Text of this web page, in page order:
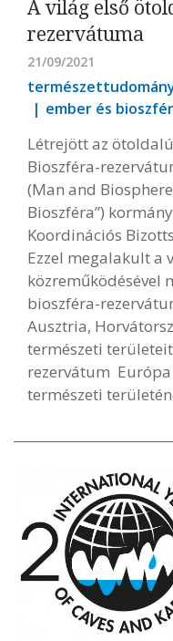
A világ első
rezervátuma
21/09/2021
ember és
Létrejött az
Bioszféra-
(Man and
Bioszféra”)
Koordinációs
Ezzel megalakult a
közreműködésével
bioszféra-
Ausztria,
természeti
rezervátum
természeti